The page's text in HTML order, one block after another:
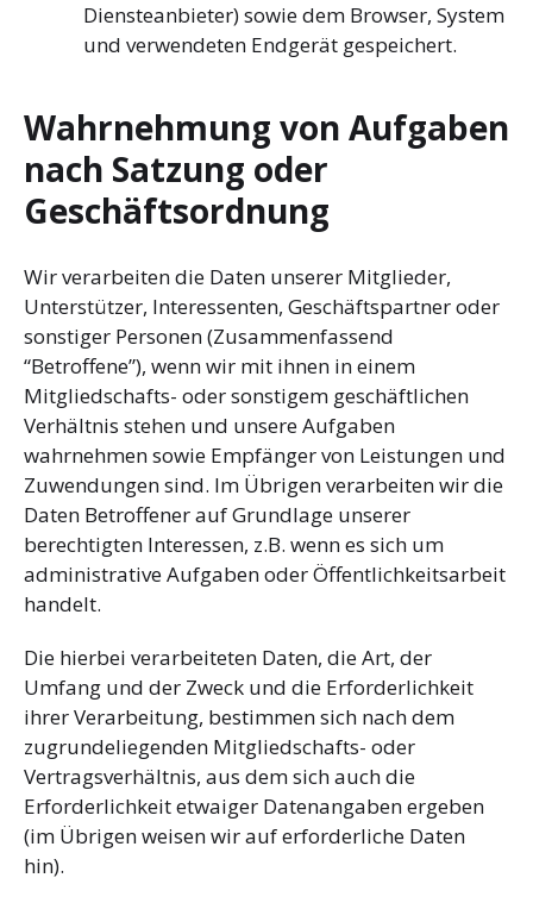
Diensteanbieter) sowie dem Browser, System
und verwendeten Endgerät gespeichert.
Wahrnehmung von Aufgaben
nach Satzung oder
Geschäftsordnung
Wir verarbeiten die Daten unserer Mitglieder,
Unterstützer, Interessenten, Geschäftspartner oder
sonstiger Personen (Zusammenfassend
“Betroffene”), wenn wir mit ihnen in einem
Mitgliedschafts- oder sonstigem geschäftlichen
Verhältnis stehen und unsere Aufgaben
wahrnehmen sowie Empfänger von Leistungen und
Zuwendungen sind. Im Übrigen verarbeiten wir die
Daten Betroffener auf Grundlage unserer
berechtigten Interessen, z.B. wenn es sich um
administrative Aufgaben oder Öffentlichkeitsarbeit
handelt.
Die hierbei verarbeiteten Daten, die Art, der
Umfang und der Zweck und die Erforderlichkeit
ihrer Verarbeitung, bestimmen sich nach dem
zugrundeliegenden Mitgliedschafts- oder
Vertragsverhältnis, aus dem sich auch die
Erforderlichkeit etwaiger Datenangaben ergeben
(im Übrigen weisen wir auf erforderliche Daten
hin).